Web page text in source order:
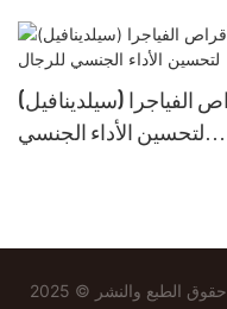
الفياجرا (سيلدينافيل)
لتحسين الأداء الجنسي